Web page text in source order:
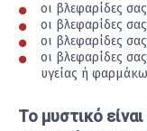
οι βλεφαρίδες
οι βλεφαρίδες
οι βλεφαρίδες
οι βλεφαρίδες
υγείας ή
Το μυστικό